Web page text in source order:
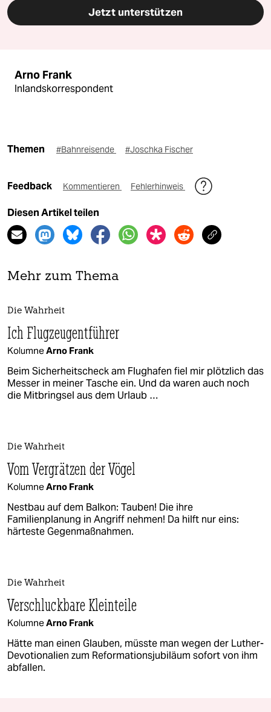
Jetzt unterstützen
Arno Frank
Inlandskorrespondent
Themen #Bahnreisende #Joschka Fischer
Feedback Kommentieren Fehlerhinweis
Diesen Artikel teilen
Mehr zum Thema
Die Wahrheit
Ich Flugzeugentführer
KolumneArno Frank
Beim Sicherheitscheck am Flughafen fiel mir plötzlich das
Messer in meiner Tasche ein. Und da waren auch noch
die Mitbringsel aus dem Urlaub …
Die Wahrheit
Vom Vergrätzen der Vögel
KolumneArno Frank
Nestbau auf dem Balkon: Tauben! Die ihre
Familienplanung in Angriff nehmen! Da hilft nur eins:
härteste Gegenmaßnahmen.
Die Wahrheit
Verschluckbare Kleinteile
KolumneArno Frank
Hätte man einen Glauben, müsste man wegen der Luther-
Devotionalien zum Reformationsjubiläum sofort von ihm
abfallen.